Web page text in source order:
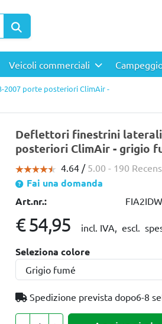
Veicoli commerciali
porte posteriori ClimAir -
Deflettori finestrini laterali
posteriori ClimAir - grigio
4.64 / 5.00 - 190
Fai una domanda
Art.nr.:
€ 54,95 incl. IVA, escl.
Seleziona colore
Spedizione prevista dopo6-8